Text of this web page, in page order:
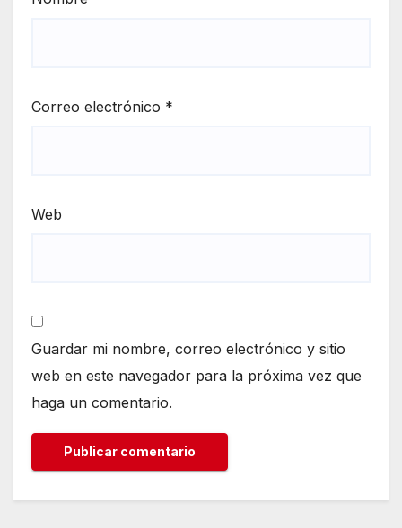
Correo electrónico *
Web
Guardar mi nombre, correo electrónico y sitio
web en este navegador para la próxima vez que
haga un comentario.